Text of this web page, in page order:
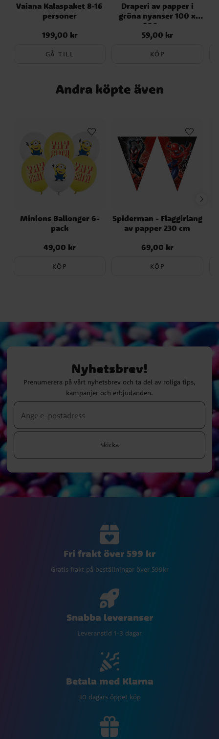
publicerades. Kontrollera alltid produktens
originalförpackning för de senaste
Vaiana Kalaspaket 8-16
personer
Pris:199,00 kr
199,00 kr
GÅ TILL
Draperi av papper i
gröna nyanser 100 x
200 cm
Pris:59,00 kr
59,00 kr
KÖP
Andra köpte även
Minions Ballonger 6-
pack
Pris:49,00 kr
49,00 kr
KÖP
Spiderman - Flaggirlang
av papper 230 cm
Pris:69,00 kr
69,00 kr
KÖP
Nyhetsbrev!
Prenumerera på vårt nyhetsbrev och ta del av roliga tips,
kampanjer och erbjudanden.
Skicka
Fri frakt över 599 kr
Gratis frakt på beställningar över 599kr
Snabba leveranser
Leveranstid 1-3 dagar
Betala med Klarna
30 dagars öppet köp